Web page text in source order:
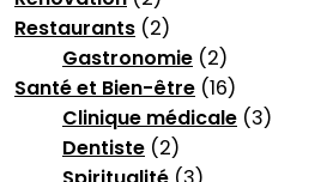
Restaurants (2)
Gastronomie (2)
Santé et Bien-être (16)
Clinique médicale (3)
Dentiste (2)